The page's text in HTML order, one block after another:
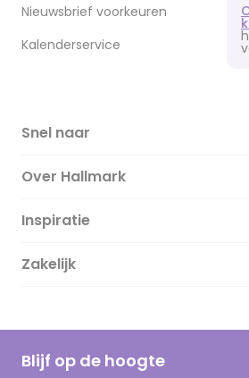
Nieuwsbrief voorkeuren
Kalenderservice
Snel naar
Over Hallmark
Over ons
Duurzaamheid
Hallmark Kaartclub
Inspiratie
Magazine
Cadeau inspiratie
Kaartinspiratie
Zakelijk
Blijf op de hoogte